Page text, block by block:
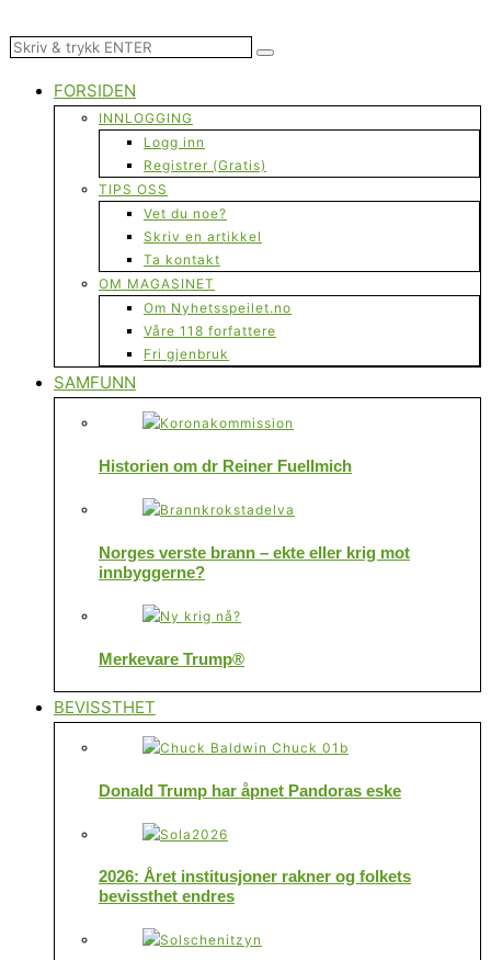
FORSIDEN
INNLOGGING
Logg inn
Registrer (Gratis)
TIPS OSS
Vet du noe?
Skriv en artikkel
Ta kontakt
OM MAGASINET
Om Nyhetsspeilet.no
Våre 118 forfattere
Fri gjenbruk
SAMFUNN
Historien om dr Reiner Fuellmich
Norges verste brann – ekte eller krig mot
innbyggerne?
Merkevare Trump®
BEVISSTHET
Donald Trump har åpnet Pandoras eske
2026: Året institusjoner rakner og folkets
bevissthet endres